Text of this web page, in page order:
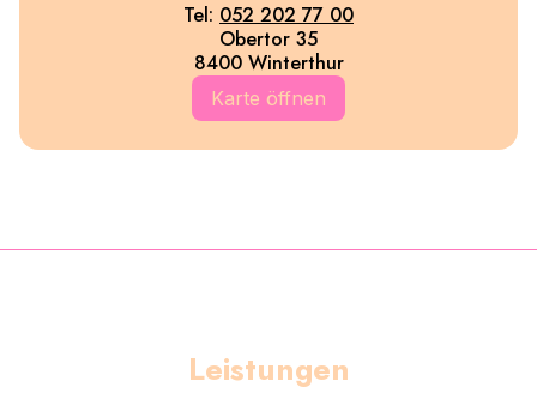
Tel: 052 202 77 00
Obertor 35
8400 Winterthur
Karte öffnen
Leistungen